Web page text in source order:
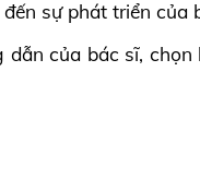
sự phát triển của
của bác sĩ, chọn